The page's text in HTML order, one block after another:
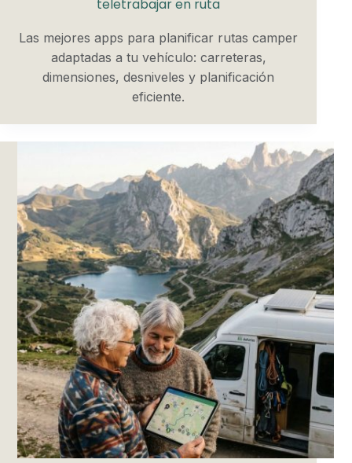
teletrabajar en ruta
Las mejores apps para planificar rutas camper
adaptadas a tu vehículo: carreteras,
dimensiones, desniveles y planificación
eficiente.